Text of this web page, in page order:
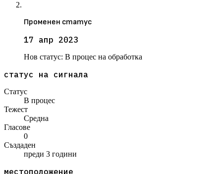
Променен статус
17 апр 2023
Нов статус: В процес на обработка
статус на сигнала
Статус
В процес
Тежест
Средна
Гласове
0
Създаден
преди 3 години
местоположение